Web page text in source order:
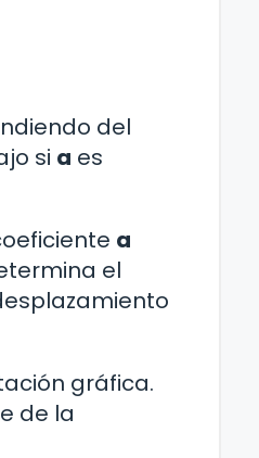
del
si a es
a
el
gráfica.
de la